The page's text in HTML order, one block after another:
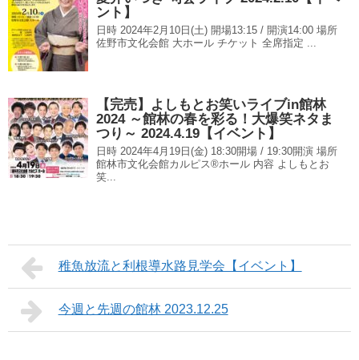
ント】
日時 2024年2月10日(土) 開場13:15 / 開演14:00 場所
佐野市文化会館 大ホール チケット 全席指定 ...
【完売】よしもとお笑いライブin館林
2024 ～館林の春を彩る！大爆笑ネタま
つり～ 2024.4.19【イベント】
日時 2024年4月19日(金) 18:30開場 / 19:30開演 場所
館林市文化会館カルピス®ホール 内容 よしもとお
笑...
稚魚放流と利根導水路見学会【イベント】
今週と先週の館林 2023.12.25